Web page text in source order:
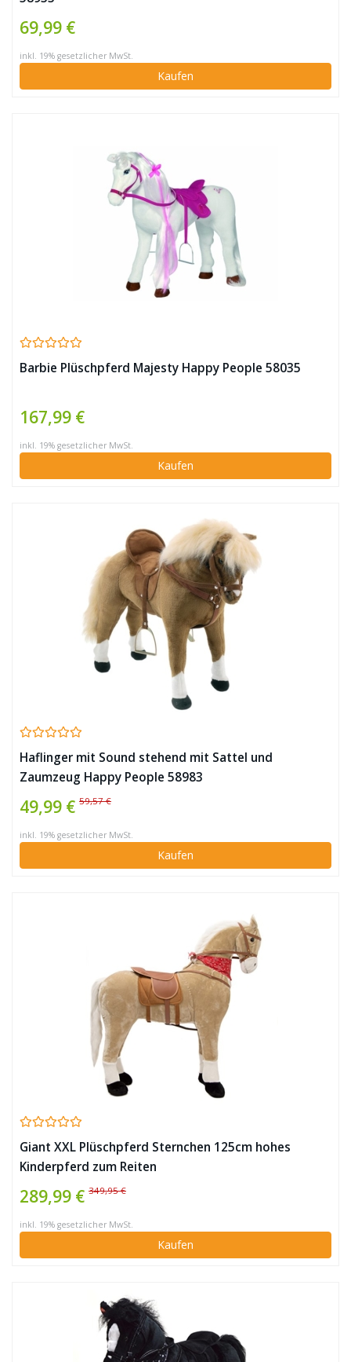
69,99 €
inkl. 19% gesetzlicher MwSt.
Kaufen
Barbie Plüschpferd Majesty Happy People 58035
167,99 €
inkl. 19% gesetzlicher MwSt.
Kaufen
Haflinger mit Sound stehend mit Sattel und
Zaumzeug Happy People 58983
49,99 € 59,57 €
inkl. 19% gesetzlicher MwSt.
Kaufen
Giant XXL Plüschpferd Sternchen 125cm hohes
Kinderpferd zum Reiten
289,99 € 349,95 €
inkl. 19% gesetzlicher MwSt.
Kaufen